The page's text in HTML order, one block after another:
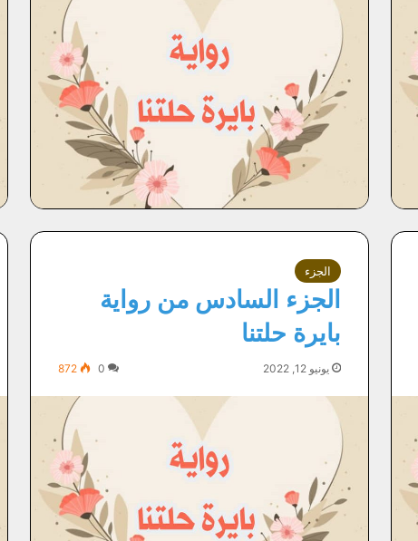
الجزء
الجزء السادس من رواية
بايرة حلتنا
يونيو 12, 2022 0
872